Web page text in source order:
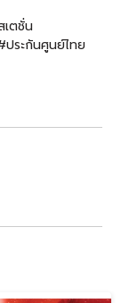
ตชั่น
ระกันศูนย์ไทย